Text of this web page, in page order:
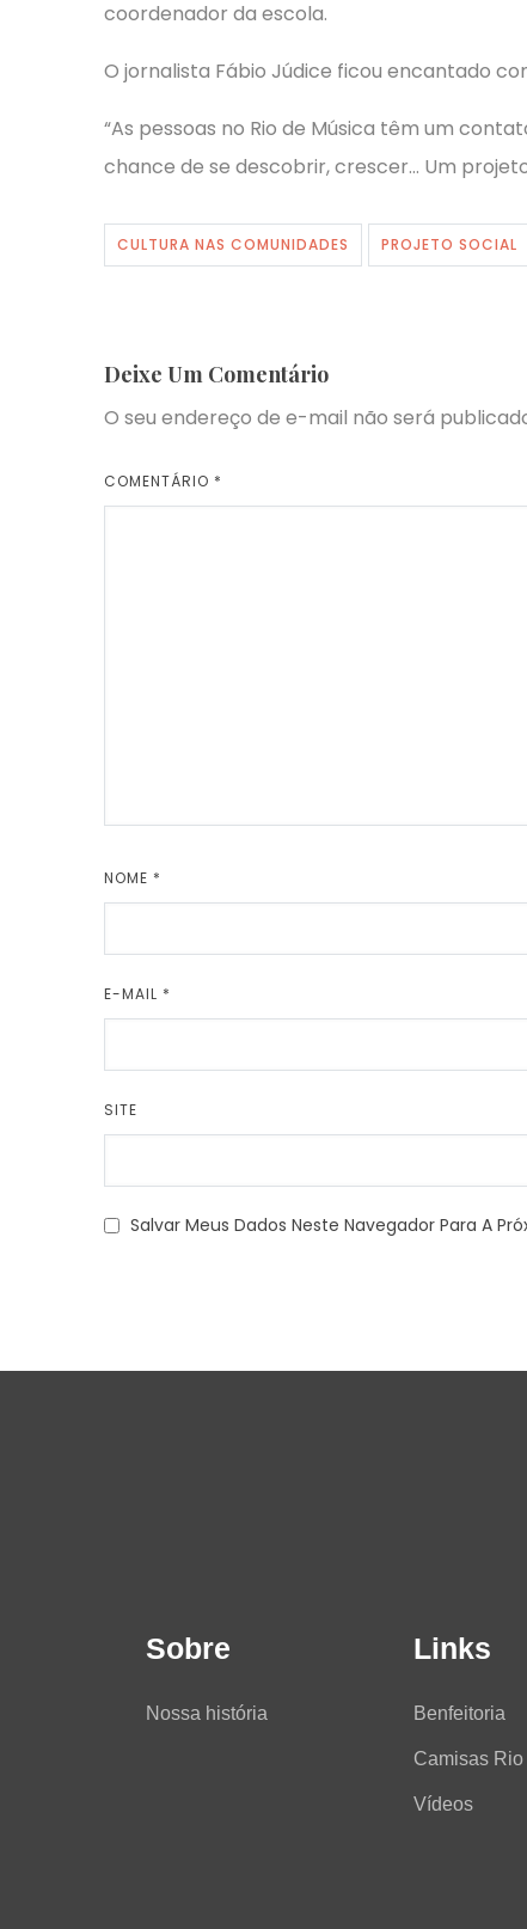
coordenador da escola.
O jornalista Fábio Júdice ficou encantado
“As pessoas no Rio de Música têm um
chance de se descobrir, crescer… Um
CULTURA NAS COMUNIDADES PROJETO SOCIAL
Deixe Um Comentário
O seu endereço de e-mail não será
COMENTÁRIO *
NOME *
E-MAIL *
SITE
Salvar Meus Dados Neste Navegador Para A
Sobre
Nossa história
Links
Benfeitoria
Camisas
Vídeos